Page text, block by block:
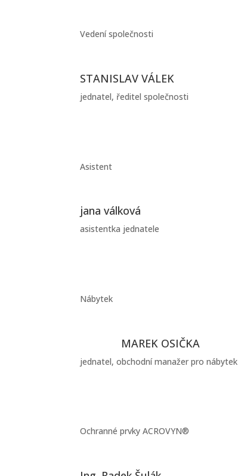
Vedení společnosti
STANISLAV VÁLEK
jednatel, ředitel společnosti
Asistent
jana válková
asistentka jednatele
Nábytek
MAREK OSIČKA
jednatel, obchodní manažer pro nábytek
Ochranné prvky ACROVYN®